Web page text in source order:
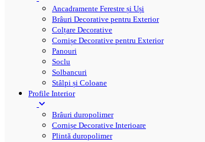
Ancadramente Ferestre și Uși
Brâuri Decorative pentru Exterior
Colțare Decorative
Cornișe Decorative pentru Exterior
Panouri
Soclu
Solbancuri
Stâlpi și Coloane
Profile Interior
Brâuri duropolimer
Cornișe Decorative Interioare
Plintă duropolimer